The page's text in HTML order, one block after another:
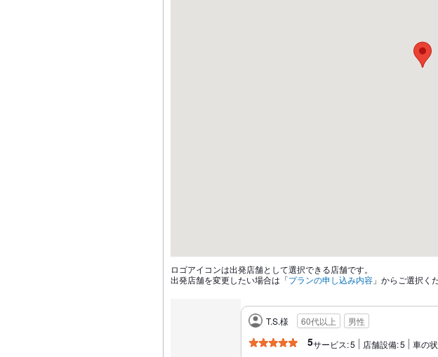
ロゴアイコンは出発店舗として選択できる店舗です。
出発店舗を変更したい場合は「プランの申し込み内容 」からご選択く
T.S.様 60代以上 男性
5サービス:5 店舗設備:5 車の